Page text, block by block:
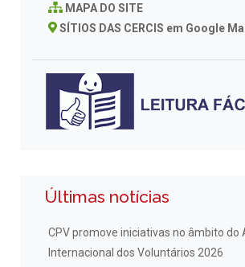
MAPA DO SITE
SÍTIOS DAS CERCIS em Google
Últimas notícias
CPV promove iniciativas no âmbito do
Internacional dos Voluntários 2026